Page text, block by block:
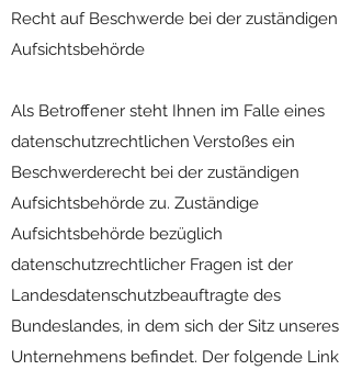
Recht auf Beschwerde bei der zuständigen
Aufsichtsbehörde
Als Betroffener steht Ihnen im Falle eines
datenschutzrechtlichen Verstoßes ein
Beschwerderecht bei der zuständigen
Aufsichtsbehörde zu. Zuständige
Aufsichtsbehörde bezüglich
datenschutzrechtlicher Fragen ist der
Landesdatenschutzbeauftragte des
Bundeslandes, in dem sich der Sitz unseres
Unternehmens befindet. Der folgende Link